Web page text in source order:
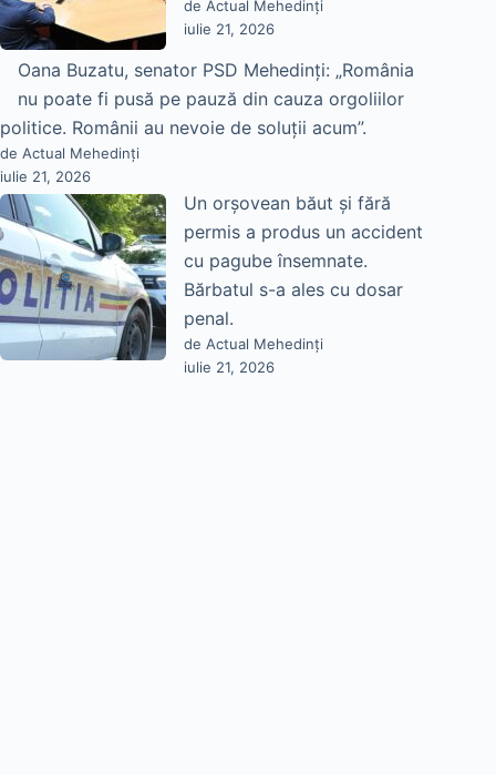
de Actual Mehedinți
iulie 21, 2026
Oana Buzatu, senator PSD Mehedinți: „România
nu poate fi pusă pe pauză din cauza orgoliilor
politice. Românii au nevoie de soluții acum”.
de Actual Mehedinți
iulie 21, 2026
Un orșovean băut și fără
permis a produs un accident
cu pagube însemnate.
Bărbatul s-a ales cu dosar
penal.
de Actual Mehedinți
iulie 21, 2026